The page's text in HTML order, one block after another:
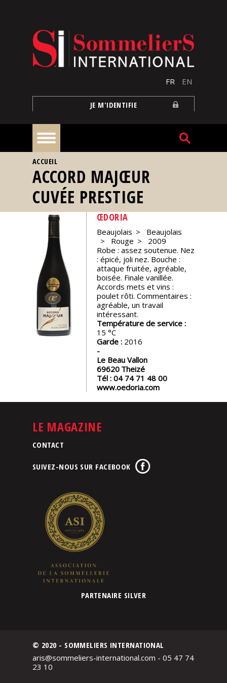
FR EN
JE M'IDENTIFIE
À
la
une
Reportages
Nos
événements
Spiritueux
Notes
de
dégustation
magazine
Télécharger
la
Revue
VOUS ÊTES ICI
ACCUEIL
ACCORD MAJŒUR
CUVÉE PRESTIGE
ŒDORIA
Beaujolais
Beaujolais
Rouge
2009
Robe : assez soutenue. Nez
: épicé, joli nez. Bouche :
attaque fruitée, agréable,
boisée. Finale vanillée.
Accords mets et vins :
poulet rôti. Commentaires :
agréable, un travail
intéressant.
Température de service :
15
Garde : 2016
Le Beau Vallon
69620 Theizé
Tél : 04 74 71 48 00
www.oedoria.com
LE MAGAZINE
CONTACT
SUIVEZ-NOUS SUR FACEBOOK
PARTENAIRE SILVER
© 2020 - SOMMELIERS INTERNATIONAL
aris@sommeliers-international.com - 05 47 74
23 10